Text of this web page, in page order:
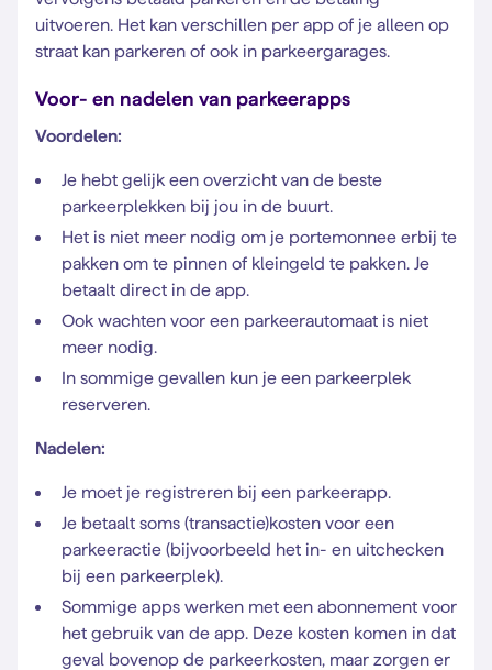
uitvoeren. Het kan verschillen per app of je alleen op
straat kan parkeren of ook in parkeergarages.
Voor- en nadelen van parkeerapps
Voordelen:
Je hebt gelijk een overzicht van de beste
parkeerplekken bij jou in de buurt.
Het is niet meer nodig om je portemonnee erbij te
pakken om te pinnen of kleingeld te pakken. Je
betaalt direct in de app.
Ook wachten voor een parkeerautomaat is niet
meer nodig.
In sommige gevallen kun je een parkeerplek
reserveren.
Nadelen:
Je moet je registreren bij een parkeerapp.
Je betaalt soms (transactie)kosten voor een
parkeeractie (bijvoorbeeld het in- en uitchecken
bij een parkeerplek).
Sommige apps werken met een abonnement voor
het gebruik van de app. Deze kosten komen in dat
geval bovenop de parkeerkosten, maar zorgen er